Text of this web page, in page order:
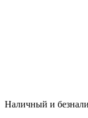
Наличный и